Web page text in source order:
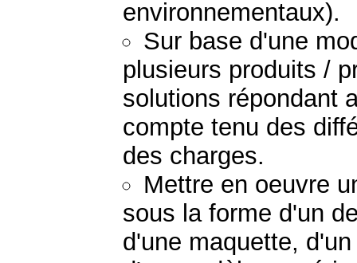
environnementaux).
Sur base d'une
plusieurs produits /
solutions répondant
compte tenu des
des charges.
Mettre en oeuvre
sous la forme d'un
d'une maquette,